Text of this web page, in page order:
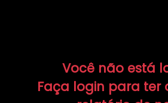
Você não está
Faça login para ter